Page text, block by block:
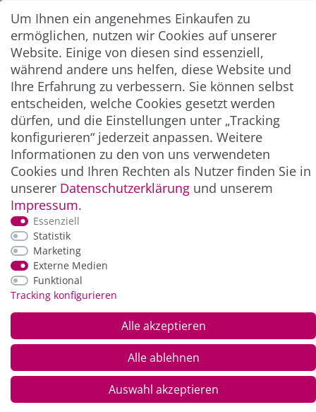
Abonnieren
** Hierbei handelt es sich um ein Pflichtfeld.
ZAHLUNG & VERSAND
*Alle Preise inkl. der gesetzl. MwSt. zzgl.
und Versandkosten
Um Ihnen ein angenehmes Einkaufen zu
ermöglichen, nutzen wir Cookies auf unserer
Website. Einige von diesen sind essenziell,
während andere uns helfen, diese Website und
Ihre Erfahrung zu verbessern. Sie können selbst
entscheiden, welche Cookies gesetzt werden
dürfen, und die Einstellungen unter „Tracking
konfigurieren“ jederzeit anpassen. Weitere
Informationen zu den von uns verwendeten
Cookies und Ihren Rechten als Nutzer finden Sie in
unserer Daten­schutz­erklärung und unserem
Impressum.
Essenziell
Statistik
Marketing
Externe Medien
Funktional
Tracking konfigurieren
Alle akzeptieren
Alle ablehnen
Auswahl akzeptieren
© Copyright 2026 Alle Rechte vorbehalten. |webshop by